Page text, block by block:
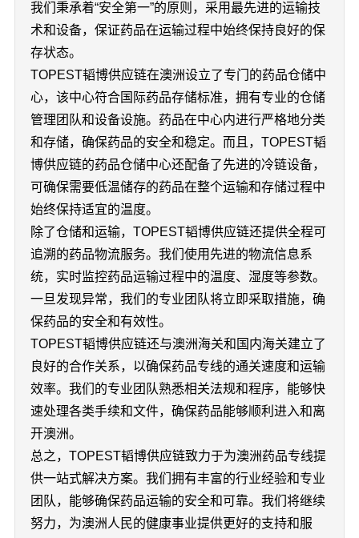
我们秉承着“安全第一”的原则，采用最先进的运输技
术和设备，保证药品在运输过程中始终保持良好的保
存状态。
TOPEST韬博供应链在澳洲设立了专门的药品仓储中
心，该中心符合国际药品存储标准，拥有专业的仓储
管理团队和设备设施。药品在中心内进行严格地分类
和存储，确保药品的安全和稳定。而且，TOPEST韬
博供应链的药品仓储中心还配备了先进的冷链设备，
可确保需要低温储存的药品在整个运输和存储过程中
始终保持适宜的温度。
除了仓储和运输，TOPEST韬博供应链还提供全程可
追溯的药品物流服务。我们使用先进的物流信息系
统，实时监控药品运输过程中的温度、湿度等参数。
一旦发现异常，我们的专业团队将立即采取措施，确
保药品的安全和有效性。
TOPEST韬博供应链还与澳洲海关和国内海关建立了
良好的合作关系，以确保药品专线的通关速度和运输
效率。我们的专业团队熟悉相关法规和程序，能够快
速处理各类手续和文件，确保药品能够顺利进入和离
开澳洲。
总之，TOPEST韬博供应链致力于为澳洲药品专线提
供一站式解决方案。我们拥有丰富的行业经验和专业
团队，能够确保药品运输的安全和可靠。我们将继续
努力，为澳洲人民的健康事业提供更好的支持和服